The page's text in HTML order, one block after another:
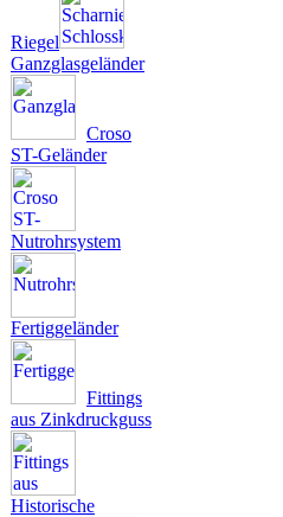
Riegel
Ganzglasgeländer
Croso
ST-Geländer
Nutrohrsystem
Fertiggeländer
Fittings
aus Zinkdruckguss
Historische